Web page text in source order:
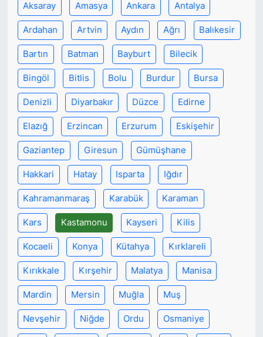
Aksaray Amasya Ankara Antalya
Ardahan Artvin Aydın Ağrı Balıkesir
Bartın Batman Bayburt Bilecik
Bingöl Bitlis Bolu Burdur Bursa
Denizli Diyarbakır Düzce Edirne
Elazığ Erzincan Erzurum Eskişehir
Gaziantep Giresun Gümüşhane
Hakkari Hatay Isparta Iğdır
Kahramanmaraş Karabük Karaman
Kars Kastamonu Kayseri Kilis
Kocaeli Konya Kütahya Kırklareli
Kırıkkale Kırşehir Malatya Manisa
Mardin Mersin Muğla Muş
Nevşehir Niğde Ordu Osmaniye